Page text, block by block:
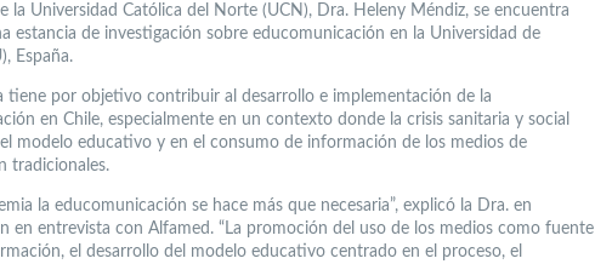
la Universidad Católica del Norte (UCN), Dra. Heleny Méndiz, se encuentra
estancia de investigación sobre educomunicación en la Universidad de
España.
tiene por objetivo contribuir al desarrollo e implementación de la
en Chile, especialmente en un contexto donde la crisis sanitaria y social
modelo educativo y en el consumo de información de los medios de
tradicionales.
la educomunicación se hace más que necesaria”, explicó la Dra. en
en entrevista con Alfamed. “La promoción del uso de los medios como fuente
el desarrollo del modelo educativo centrado en el proceso, el